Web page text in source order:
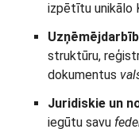
izpētītu unikālo
struktūru,
dokumentus
Juridiskie un
iegūtu savu